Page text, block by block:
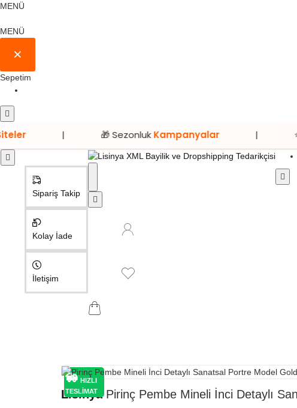
MENÜ
MENÜ
Sepetim
| 🎁 SezonlukKampanyalar | ⭐ Sadece
Sipariş Takip
Kolay İade
İletişim
HIZLI
TESLİMAT
LisinyaPirinç Pembe Mineli İnci Detaylı